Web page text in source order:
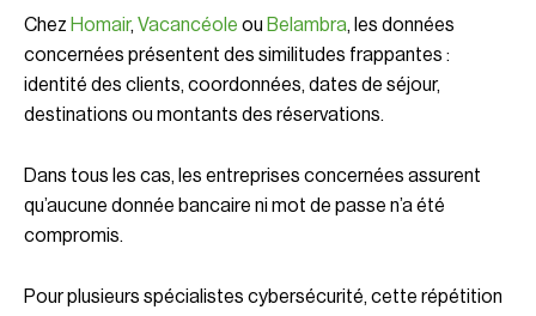
Chez Homair, Vacancéole ou Belambra, les données
concernées présentent des similitudes frappantes :
identité des clients, coordonnées, dates de séjour,
destinations ou montants des réservations.
Dans tous les cas, les entreprises concernées assurent
qu’aucune donnée bancaire ni mot de passe n’a été
compromis.
Pour plusieurs spécialistes cybersécurité, cette répétition